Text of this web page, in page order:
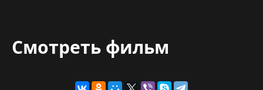
Смотреть фильм